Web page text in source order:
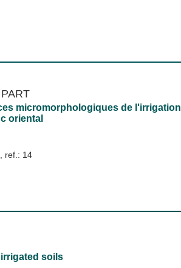
micromorphologiques de
oriental
ref.: 14
irrigated soils